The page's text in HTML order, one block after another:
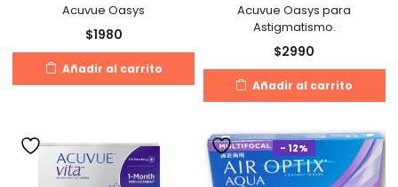
Acuvue Oasys
$1980
Añadir al carrito
Acuvue Oasys para
Astigmatismo.
$2990
Añadir al carrito
- 12%